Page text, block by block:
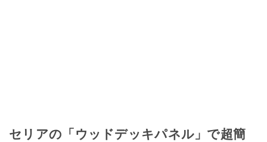
セリアの「ウッドデッキパネル」で超簡